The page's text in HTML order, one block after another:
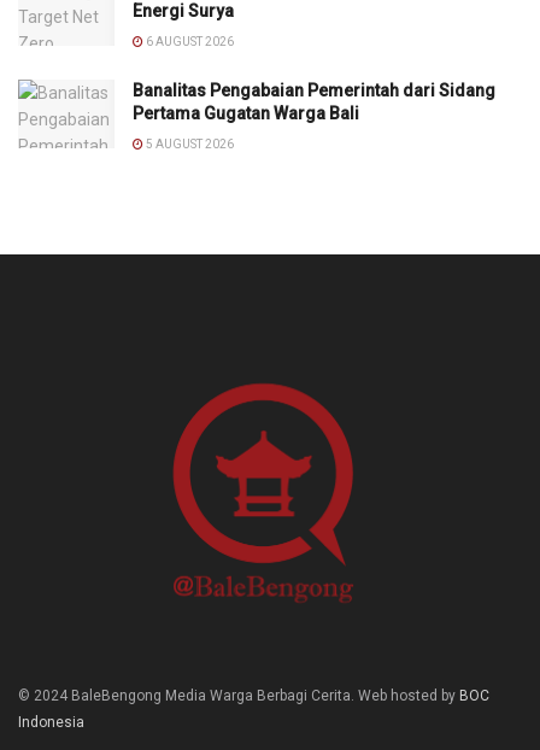
Energi Surya
6 AUGUST 2026
Banalitas Pengabaian Pemerintah dari Sidang
Pertama Gugatan Warga Bali
5 AUGUST 2026
© 2024 BaleBengong Media Warga Berbagi Cerita. Web hosted by BOC
Indonesia